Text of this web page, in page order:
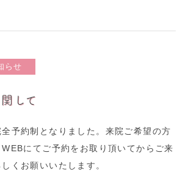
らせ
して
予約制となりました。来院ご希望の方
にてご予約をお取り頂いてからご来
くお願いいたします。